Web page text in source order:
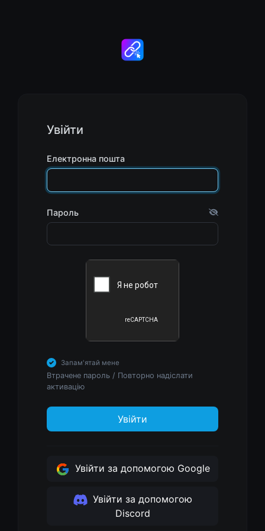
Увійти
Електронна пошта
Пароль
Запам'ятай мене
Втрачене пароль / Повторно надіслати
активацію
Увійти
Увійти за допомогою Google
Увійти за допомогою
Discord